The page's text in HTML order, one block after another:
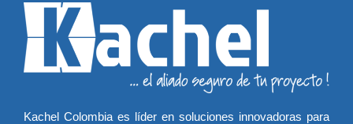
Kachel Colombia es líder en soluciones innovadoras para